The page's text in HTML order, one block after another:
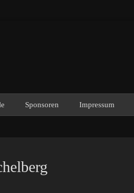
Sponsoren Impressum